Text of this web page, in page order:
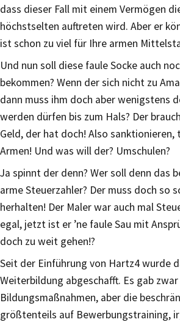
dass dieser Fall mit einem Vermögen
höchstselten auftreten wird. Aber er
ist schon zu viel für Ihre armen
Und nun soll diese faule Socke auch
bekommen? Wenn der sich nicht zu
dann muss ihm doch aber wenigstens
werden dürfen bis zum Hals? Der
Geld, der hat doch! Also sanktionieren,
Armen! Und was will der? Umschulen?
Ja spinnt der denn? Wer soll denn das
arme Steuerzahler? Der muss doch so
herhalten! Der Maler war auch mal
egal, jetzt ist er ’ne faule Sau mit
doch zu weit gehen!?
Seit der Einführung von Hartz4 wurde
Weiterbildung abgeschafft. Es gab zwar
Bildungsmaßnahmen, aber die
größtenteils auf Bewerbungstraining,